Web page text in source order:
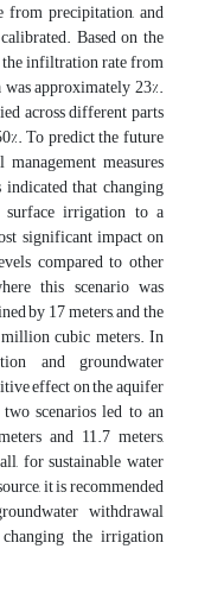
precipitation, and
Based on the
the infiltration rate from
approximately 23%.
across different parts
To predict the future
measures
that changing
irrigation to a
significant impact on
compared to other
this scenario was
by 17 meters, and the
cubic meters. In
and groundwater
effect on the aquifer
scenarios led to an
and 11.7 meters,
for sustainable water
it is recommended
withdrawal
the irrigation